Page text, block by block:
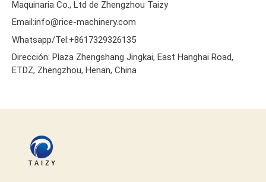
Maquinaria Co., Ltd de Zhengzhou Taizy
Email:info@rice-machinery.com
Whatsapp/Tel:+8617329326135
Dirección: Plaza Zhengshang Jingkai, East Hanghai Road,
ETDZ, Zhengzhou, Henan, China